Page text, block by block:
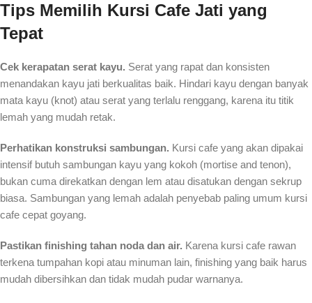
Tips Memilih Kursi Cafe Jati yang
Tepat
Cek kerapatan serat kayu. Serat yang rapat dan konsisten
menandakan kayu jati berkualitas baik. Hindari kayu dengan banyak
mata kayu (knot) atau serat yang terlalu renggang, karena itu titik
lemah yang mudah retak.
Perhatikan konstruksi sambungan. Kursi cafe yang akan dipakai
intensif butuh sambungan kayu yang kokoh (mortise and tenon),
bukan cuma direkatkan dengan lem atau disatukan dengan sekrup
biasa. Sambungan yang lemah adalah penyebab paling umum kursi
cafe cepat goyang.
Pastikan finishing tahan noda dan air. Karena kursi cafe rawan
terkena tumpahan kopi atau minuman lain, finishing yang baik harus
mudah dibersihkan dan tidak mudah pudar warnanya.